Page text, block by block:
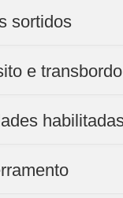
sortidos
e